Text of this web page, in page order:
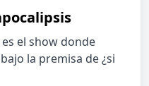
el show donde
la premisa de ¿si